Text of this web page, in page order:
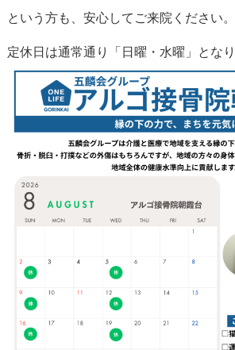
という方も、安心してご来院ください。
定休日は通常通り「日曜・水曜」となり